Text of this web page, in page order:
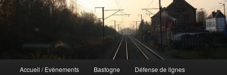
Aller
Aller
Accueil / Evènements Bastogne Défense de lignes